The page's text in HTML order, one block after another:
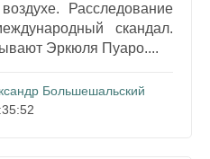
Расследование
скандал.
Эркюля Пуаро....
Большешальский